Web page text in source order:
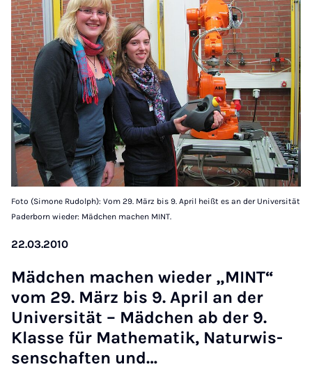
Foto (Simone Rudolph): Vom 29. März bis 9. April heißt es an der Universität
Paderborn wieder: Mädchen machen MINT.
22.03.2010
Mäd­chen machen wieder „MINT“
vom 29. März bis 9. April an der
Uni­versität – Mäd­chen ab der 9.
Klasse für Math­em­atik, Natur­wis­
senschaften und…